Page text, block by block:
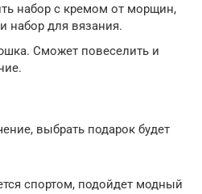
набор с кремом от морщин,
набор для вязания.
Сможет повеселить и
выбрать подарок будет
спортом, подойдет модный